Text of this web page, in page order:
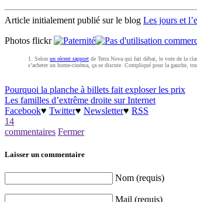
Article initialement publié sur le blog Les jours et
Photos flickr
Selon un récent rapport de Terra Nova qui fait débat, le vote de la
s’acheter un home-cinéma, ça se discute. Compliqué pour la gauche,
Pourquoi la planche à billets fait exploser les prix
Les familles d’extrême droite sur Internet
Facebook♥ Twitter♥ Newsletter♥ RSS
14
commentaires Fermer
Laisser un commentaire
Nom (requis)
Mail (requis)